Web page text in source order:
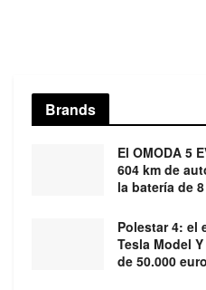
Brands
El OMODA 5
604 km de
la batería de
Polestar 4: el
Tesla Model
de 50.000